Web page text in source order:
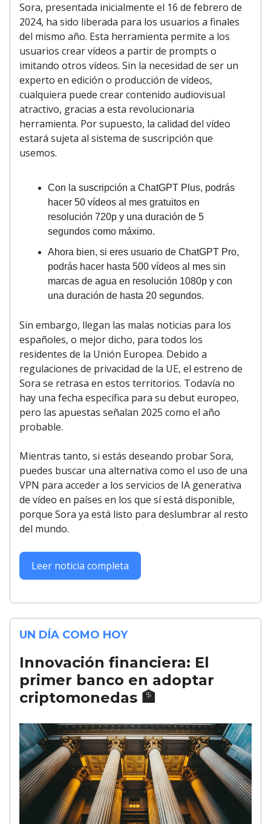
Sora, presentada inicialmente el 16 de febrero de
2024, ha sido liberada para los usuarios a finales
del mismo año. Esta herramienta permite a los
usuarios crear vídeos a partir de prompts o
imitando otros vídeos. Sin la necesidad de ser un
experto en edición o producción de vídeos,
cualquiera puede crear contenido audiovisual
atractivo, gracias a esta revolucionaria
herramienta. Por supuesto, la calidad del vídeo
estará sujeta al sistema de suscripción que
usemos.
Con la suscripción a ChatGPT Plus, podrás
hacer 50 vídeos al mes gratuitos en
resolución 720p y una duración de 5
segundos como máximo.
Ahora bien, si eres usuario de ChatGPT Pro,
podrás hacer hasta 500 vídeos al mes sin
marcas de agua en resolución 1080p y con
una duración de hasta 20 segundos.
Sin embargo, llegan las malas noticias para los
españoles, o mejor dicho, para todos los
residentes de la Unión Europea. Debido a
regulaciones de privacidad de la UE, el estreno de
Sora se retrasa en estos territorios. Todavía no
hay una fecha específica para su debut europeo,
pero las apuestas señalan 2025 como el año
probable.
Mientras tanto, si estás deseando probar Sora,
puedes buscar una alternativa como el uso de una
VPN para acceder a los servicios de IA generativa
de vídeo en países en los que sí está disponible,
porque Sora ya está listo para deslumbrar al resto
del mundo.
Leer noticia completa
UN DÍA COMO HOY
Innovación financiera: El
primer banco en adoptar
criptomonedas 🏦